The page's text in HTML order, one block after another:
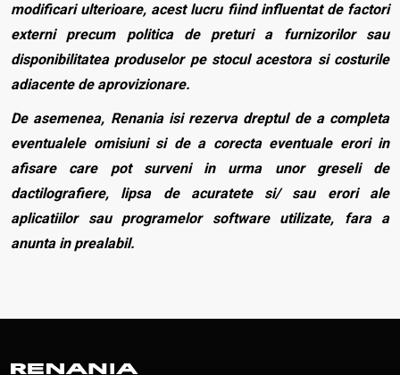
modificari ulterioare, acest lucru fiind influentat de factori
externi precum politica de preturi a furnizorilor sau
disponibilitatea produselor pe stocul acestora si costurile
adiacente de aprovizionare.
De asemenea, Renania isi rezerva dreptul de a completa
eventualele omisiuni si de a corecta eventuale erori in
afisare care pot surveni in urma unor greseli de
dactilografiere, lipsa de acuratete si/ sau erori ale
aplicatiilor sau programelor software utilizate, fara a
anunta in prealabil.